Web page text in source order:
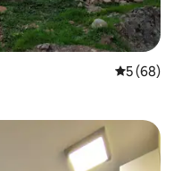
5 (68)